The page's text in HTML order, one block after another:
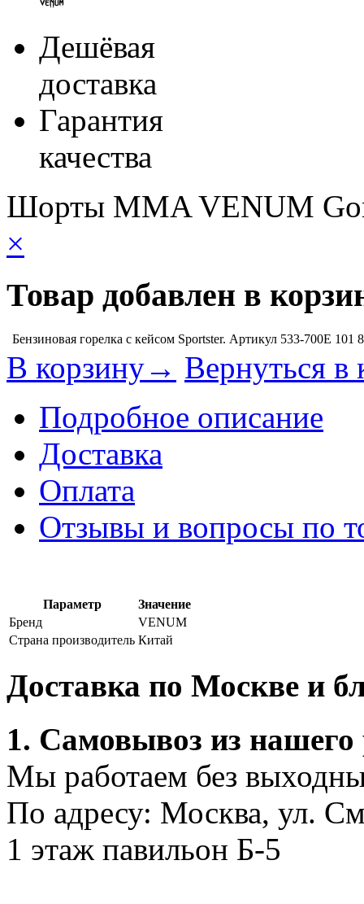
Дешёвая
доставка
Гарантия
качества
Шорты MMA VENUM
×
Товар добавлен в
Бензиновая горелка с кейсом Sportster. Артикул 533-700E 101
В корзину→ Вернуться в
Подробное описание
Доставка
Оплата
Отзывы и вопросы по
Параметр
Значение
Бренд
VENUM
Страна производитель Китай
Доставка по Москве и
1. Самовывоз из нашего
Мы работаем без
По адресу: Москва, ул.
1 этаж павильон Б-5